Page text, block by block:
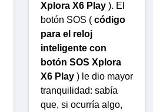
Xplora X6 Play ). El
botón SOS ( código
para el reloj
inteligente con
botón SOS Xplora
X6 Play ) le dio mayor
tranquilidad: sabía
que, si ocurría algo,